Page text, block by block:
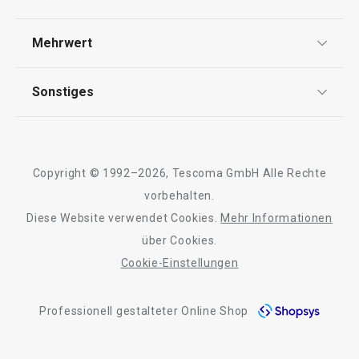
Warenkorb Warenkorb
Impressum
Kontaktformular
Mehrwert
Qualität
Sonstiges
Barrierefreiheit
Copyright © 1992–2026, Tescoma GmbH Alle Rechte
vorbehalten.
Diese Website verwendet Cookies.
Mehr Informationen
über Cookies.
Cookie-Einstellungen
Professionell gestalteter Online Shop